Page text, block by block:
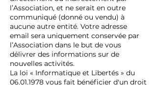
l’Association, et ne serait en outre
communiqué (donné ou vendu) à
aucune autre entité. Votre adresse
email sera uniquement conservée par
l’Association dans le but de vous
délivrer des informations sur de
nouvelles activités.
La loi « Informatique et Libertés » du
06.01.1978 vous fait bénéficier d'un droit